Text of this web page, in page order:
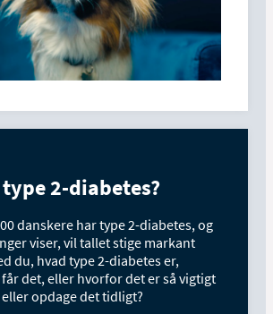
2-diabetes?
danskere har type 2-diabetes, og
viser, vil tallet stige markant
du, hvad type 2-diabetes er,
det, eller hvorfor det er så vigtigt
opdage det tidligt?